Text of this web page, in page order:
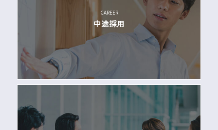
CAREER
中途採用